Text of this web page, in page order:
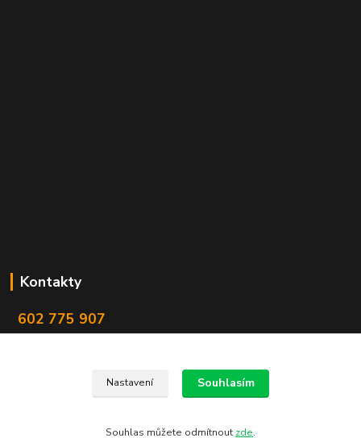
Kontakty
602 775 907
Nastavení Souhlasím
Souhlas můžete odmítnout zde.